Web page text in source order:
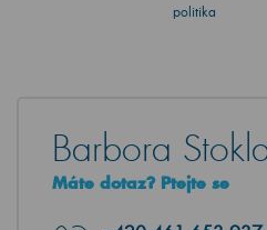
politika
Barbora
Máte dotaz? Ptejte se